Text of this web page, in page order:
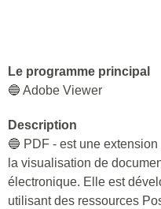
Le programme principal
🔵 Adobe Viewer
Description
🔵 PDF - est une
la visualisation de
électronique. Elle est
utilisant des ressources